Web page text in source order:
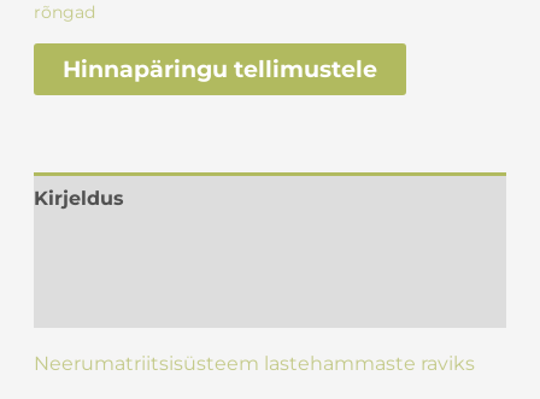
rõngad
Hinnapäringu tellimustele
Kirjeldus
Neerumatriitsisüsteem lastehammaste raviks